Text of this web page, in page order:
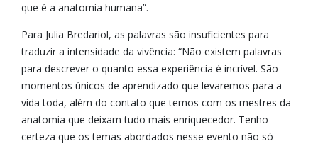
que é a anatomia humana”.
Para Julia Bredariol, as palavras são insuficientes para
traduzir a intensidade da vivência: “Não existem palavras
para descrever o quanto essa experiência é incrível. São
momentos únicos de aprendizado que levaremos para a
vida toda, além do contato que temos com os mestres da
anatomia que deixam tudo mais enriquecedor. Tenho
certeza que os temas abordados nesse evento não só